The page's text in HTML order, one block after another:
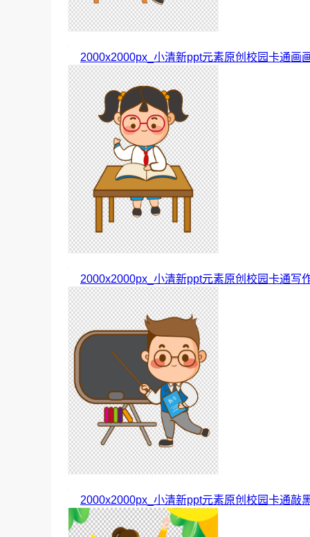
2000x2000px_小清新ppt元素原创校园卡通画
2000x2000px_小清新ppt元素原创校园卡通写
2000x2000px_小清新ppt元素原创校园卡通敲